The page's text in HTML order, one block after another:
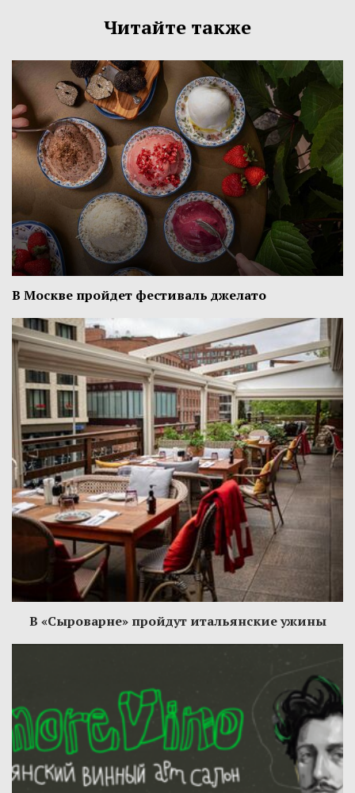
Читайте также
В Москве пройдет фестиваль джелато
В «Сыроварне» пройдут итальянские ужины